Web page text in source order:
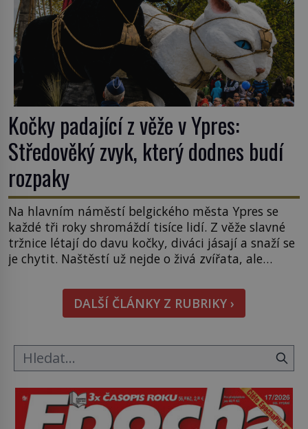
Kočky padající z věže v Ypres:
Středověký zvyk, který dodnes budí
rozpaky
Na hlavním náměstí belgického města Ypres se
každé tři roky shromáždí tisíce lidí. Z věže slavné
tržnice létají do davu kočky, diváci jásají a snaží se
je chytit. Naštěstí už nejde o živá zvířata, ale
Tato veselá podívaná připomíná jeden z
nejpodivnějších a zároveň nejkrutějších zvyků […]
DALŠÍ ČLÁNKY Z RUBRIKY ›